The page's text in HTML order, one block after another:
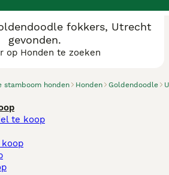
stamboom honden Honden Goldendoodle
fokkers, Utrecht
gevonden.
op Honden te zoeken
te koop